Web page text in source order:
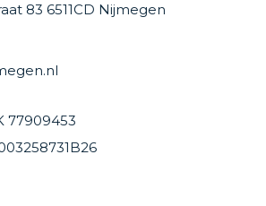
83 6511CD Nijmegen
77909453